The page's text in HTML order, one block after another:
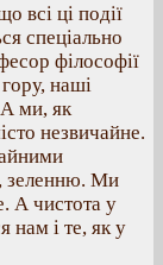
всі ці події
спеціально
філософії
наші
ми, як
незвичайне.
зеленню. Ми
А чистота у
нам і те, як у